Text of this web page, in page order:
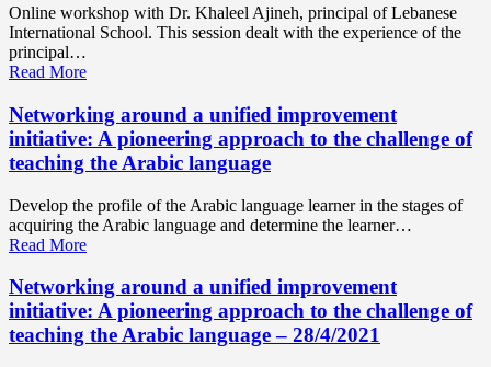
Online workshop with Dr. Khaleel Ajineh, principal of Lebanese
International School. This session dealt with the experience of the
principal…
Read More
Networking around a unified improvement
initiative: A pioneering approach to the challenge of
teaching the Arabic language
Develop the profile of the Arabic language learner in the stages of
acquiring the Arabic language and determine the learner…
Read More
Networking around a unified improvement
initiative: A pioneering approach to the challenge of
teaching the Arabic language – 28/4/2021